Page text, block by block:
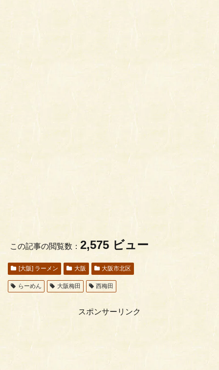
この記事の閲覧数： 2,575 ビュー
[大阪] ラーメン 大阪 大阪市北区
らーめん 大阪梅田 西梅田
スポンサーリンク